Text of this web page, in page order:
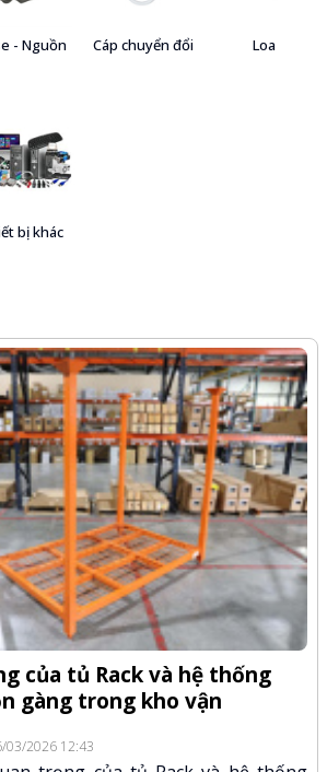
- Nguồn Cáp chuyển đổi Loa
bị khác
03/2026 12:43
của tủ Rack và hệ thống
gàng trong kho vận